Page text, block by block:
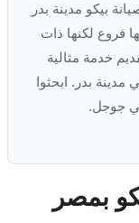
بيكو مدينة بدر
فروع لكنها ذات
خدمة مثالية
مدينة بدر. ابحثوا
جوجل.
بمصر